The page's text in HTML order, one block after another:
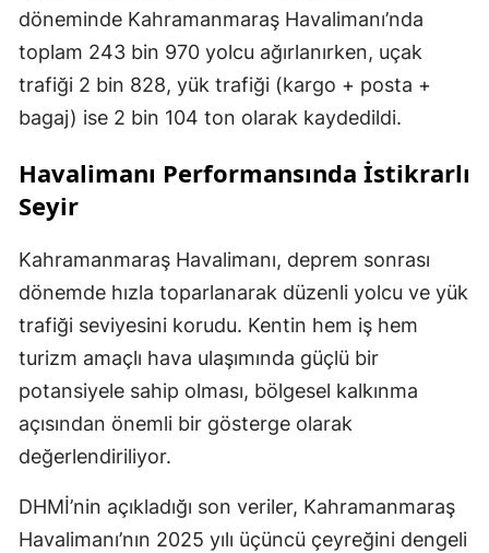
döneminde Kahramanmaraş Havalimanı’nda
toplam 243 bin 970 yolcu ağırlanırken, uçak
trafiği 2 bin 828, yük trafiği (kargo + posta +
bagaj) ise 2 bin 104 ton olarak kaydedildi.
Havalimanı Performansında İstikrarlı
Seyir
Kahramanmaraş Havalimanı, deprem sonrası
dönemde hızla toparlanarak düzenli yolcu ve yük
trafiği seviyesini korudu. Kentin hem iş hem
turizm amaçlı hava ulaşımında güçlü bir
potansiyele sahip olması, bölgesel kalkınma
açısından önemli bir gösterge olarak
değerlendiriliyor.
DHMİ’nin açıkladığı son veriler, Kahramanmaraş
Havalimanı’nın 2025 yılı üçüncü çeyreğini dengeli